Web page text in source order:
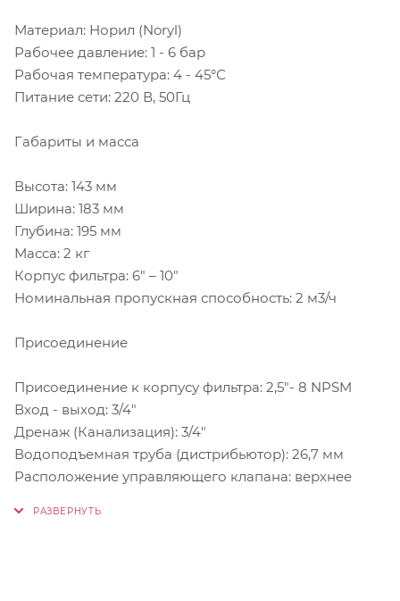
Материал: Норил (Noryl)
Рабочее давление: 1 - 6 бар
Рабочая температура: 4 - 45°С
Питание сети: 220 В, 50Гц
Габариты и масса
Высота: 143 мм
Ширина: 183 мм
Глубина: 195 мм
Масса: 2 кг
Корпус фильтра: 6" – 10"
Номинальная пропускная способность: 2 м3/ч
Присоединение
Присоединение к корпусу фильтра: 2,5"- 8 NPSM
Вход - выход: 3/4"
Дренаж (Канализация): 3/4"
Водоподъемная труба (дистрибьютор): 26,7 мм
Расположение управляющего клапана: верхнее